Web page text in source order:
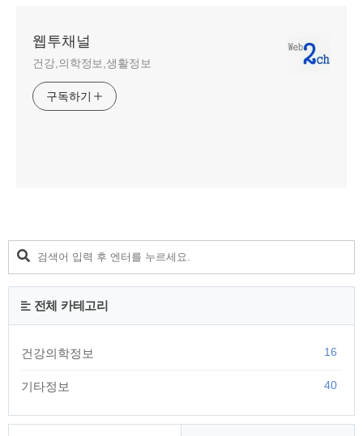
웹투채널
건강,의학정보,생활정보
구독하기
전체 카테고리
건강의학정보 16
기타정보 40